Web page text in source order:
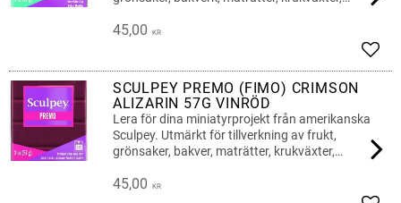
45,00 KR
SCULPEY PREMO (FIMO) CRIMSON
ALIZARIN 57G VINRÖD
Lera för dina miniatyrprojekt från amerikanska
Sculpey. Utmärkt för tillverkning av frukt,
grönsaker, bakver, maträtter, krukväxter,
45,00 KR